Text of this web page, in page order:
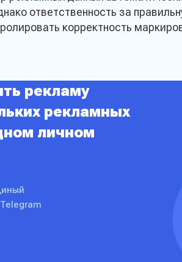
ответственность за
корректность
рекламу
рекламных
личном
моих персональных
Политикой
сайта